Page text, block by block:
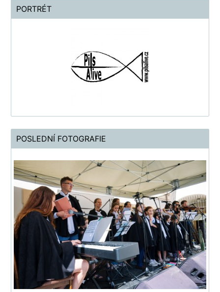
PORTRÉT
POSLEDNÍ FOTOGRAFIE